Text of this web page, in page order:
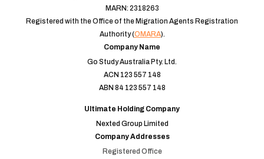
MARN: 2318263
Registered with the Office of the Migration Agents Registration
Authority (OMARA).
Company Name
Go Study Australia Pty. Ltd.
ACN 123 557 148
ABN 84 123 557 148
Ultimate Holding Company
Nexted Group Limited
Company Addresses
Registered Office